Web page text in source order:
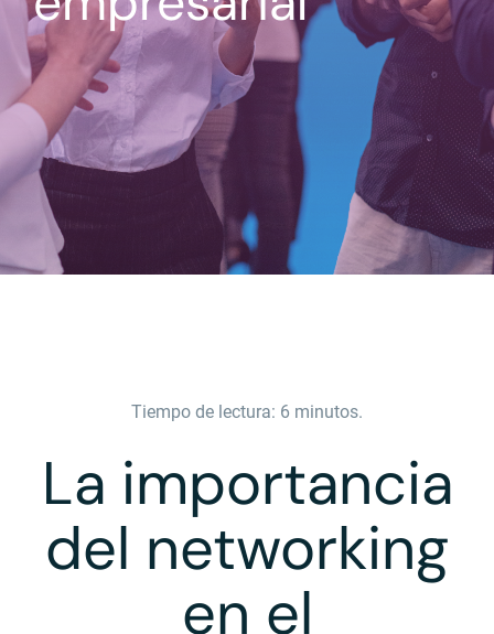
Tiempo de lectura: 6 minutos.
La importancia
del networking
en el